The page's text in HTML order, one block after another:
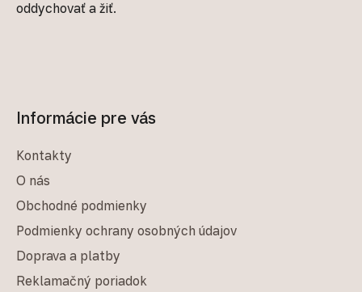
oddychovať a žiť.
Informácie pre vás
Kontakty
O nás
Obchodné podmienky
Podmienky ochrany osobných údajov
Doprava a platby
Reklamačný poriadok